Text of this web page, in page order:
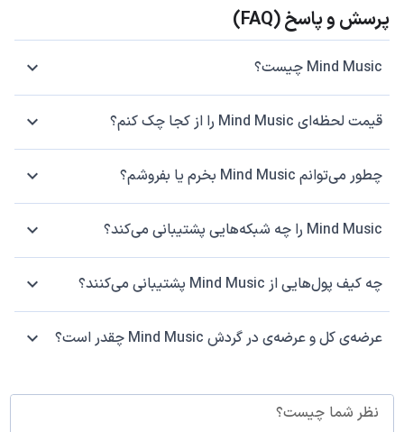
پرسش و پاسخ (FAQ)
Mind Music چیست؟
قیمت لحظه‌ای Mind Music را از کجا چک کنم؟
چطور می‌توانم Mind Music بخرم یا بفروشم؟
Mind Music را چه شبکه‌هایی پشتیبانی می‌کند؟
چه کیف پول‌هایی از Mind Music پشتیبانی می‌کنند؟
عرضه‌ی کل و عرضه‌ی در گردش Mind Music چقدر است؟
نظر شما چیست؟